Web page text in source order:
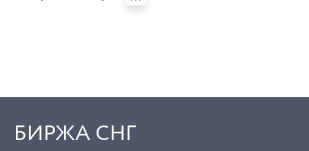
БИРЖА СНГ